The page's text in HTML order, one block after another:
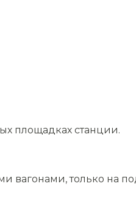
площадках станции.
только на